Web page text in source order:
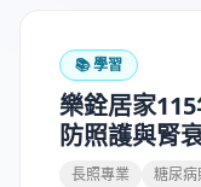
📚學習
樂銓居家
防照護與腎
長照專業 糖尿病